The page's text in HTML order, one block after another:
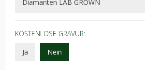
KOSTENLOSE GRAVUR:
Ja
Nein